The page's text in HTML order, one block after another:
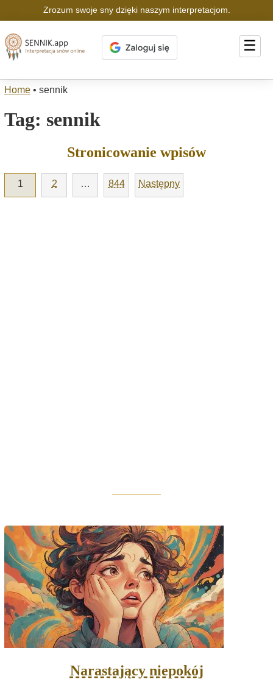
Zrozum swoje sny dzięki naszym interpretacjom.
☰
Home • sennik
Tag: sennik
Stronicowanie wpisów
1 2 … 844 Następny
Narastający niepokój